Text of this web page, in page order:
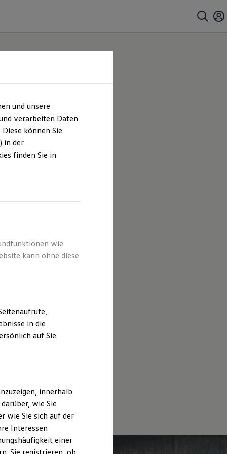
und unsere
verarbeiten Daten
können Sie
in der
finden Sie in
wie
kann ohne diese
in die
auf Sie
innerhalb
wie Sie
wie Sie sich auf der
Interessen
einer
Sie registrieren, ob